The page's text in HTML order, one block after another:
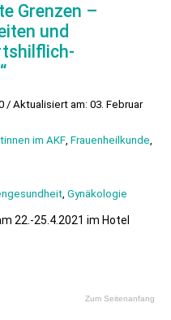
Grenzen –
und
/ Aktualisiert am: 03. Februar
im AKF, Frauenheilkunde,
, Gynäkologie
22.-25.4.2021 im Hotel
Zum Seitenanfang